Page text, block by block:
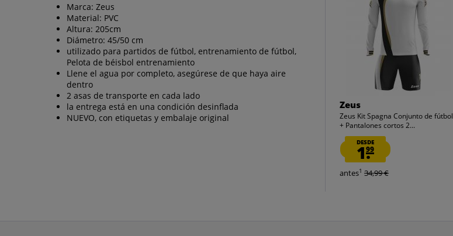
Marca: Zeus
Material: PVC
Altura: 205cm
Diámetro: 45/50 cm
utilizado para partidos de fútbol, entrenamiento de fútbol,
Pelota de béisbol entrenamiento
Llene el agua por completo, asegúrese de que haya aire
dentro
2 asas de transporte en cada lado
la entrega está en una condición desinflada
NUEVO, con etiquetas y embalaje original
Zeus
Zeus Kit Spagna Conjunto de fútbol
+ Pantalones cortos 2...
DESDE
1.99
antes1 34,99 €